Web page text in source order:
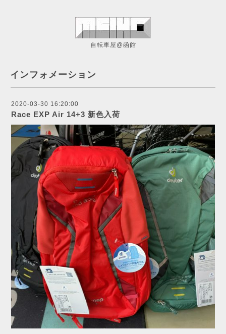
自転車屋@函館
インフォメーション
2020-03-30 16:20:00
Race EXP Air 14+3 新色入荷